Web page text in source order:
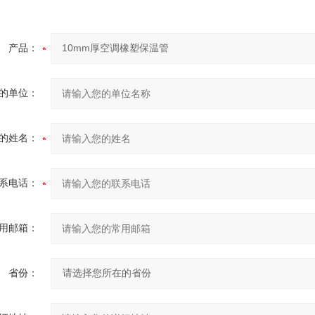
产品：
单位：
姓名：
电话：
邮箱：
省份：